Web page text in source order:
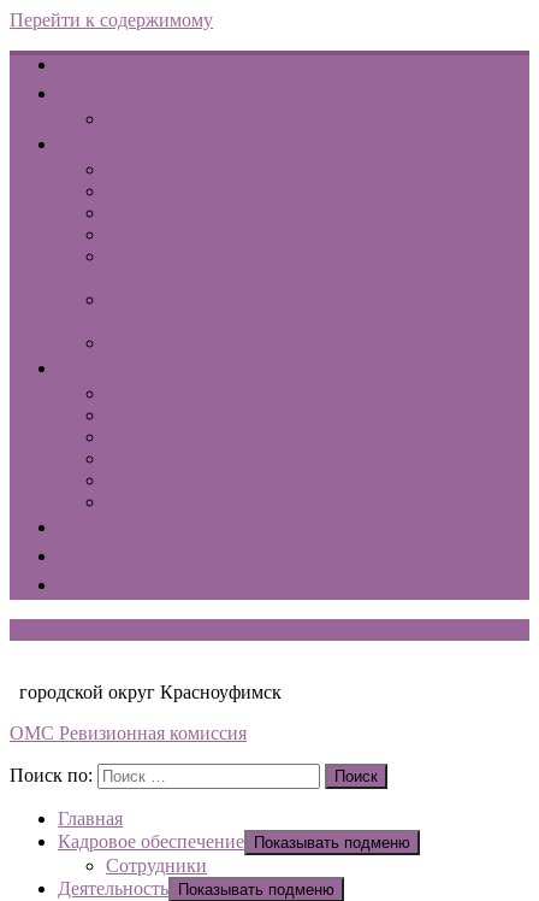
Перейти к содержимому
городской округ Красноуфимск
ОМС Ревизионная комиссия
Поиск по: Поиск
Главная
Кадровое обеспечение
Показывать подменю
Сотрудники
Деятельность
Показывать подменю